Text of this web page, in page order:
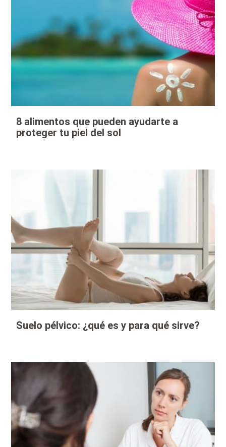
8 alimentos que pueden ayudarte a
proteger tu piel del sol
Suelo pélvico: ¿qué es y para qué sirve?